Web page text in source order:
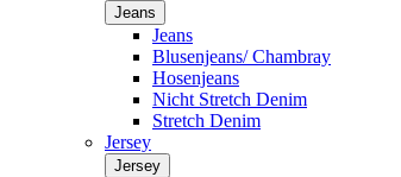
Jeans
Jeans
Blusenjeans/ Chambray
Hosenjeans
Nicht Stretch Denim
Stretch Denim
Jersey
Jersey